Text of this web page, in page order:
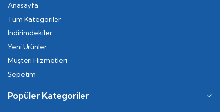
Anasayfa
Tüm Kategoriler
İndirimdekiler
Yeni Ürünler
Müşteri Hizmetleri
Sepetim
Popüler Kategoriler